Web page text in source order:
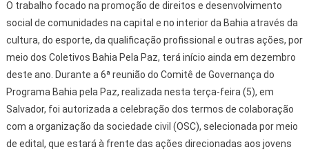
O trabalho focado na promoção de direitos e desenvolvimento
social de comunidades na capital e no interior da Bahia através da
cultura, do esporte, da qualificação profissional e outras ações, por
meio dos Coletivos Bahia Pela Paz, terá início ainda em dezembro
deste ano. Durante a 6ª reunião do Comitê de Governança do
Programa Bahia pela Paz, realizada nesta terça-feira (5), em
Salvador, foi autorizada a celebração dos termos de colaboração
com a organização da sociedade civil (OSC), selecionada por meio
de edital, que estará à frente das ações direcionadas aos jovens